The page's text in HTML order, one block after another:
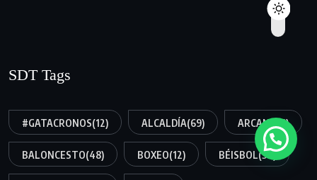
SDT Tags
#GATACRONOS(12) ALCALDÍA(69) ARCANO (8)
BALONCESTO(48) BOXEO(12) BÉISBOL(54)